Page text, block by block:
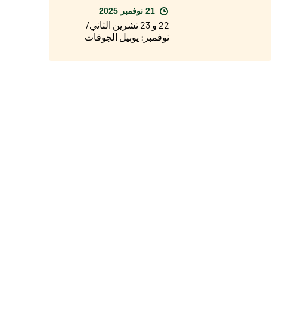
22 و 23 تشرين الثاني/
نوفمبر: يوبيل الجوقات